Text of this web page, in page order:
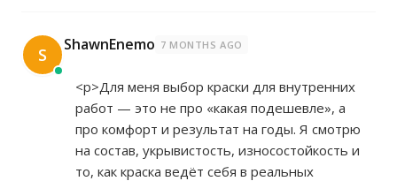
S ShawnEnemo 7 MONTHS AGO
<p>Для меня выбор краски для внутренних
работ — это не про «какая подешевле», а
про комфорт и результат на годы. Я смотрю
на состав, укрывистость, износостойкость и
то, как краска ведёт себя в реальных